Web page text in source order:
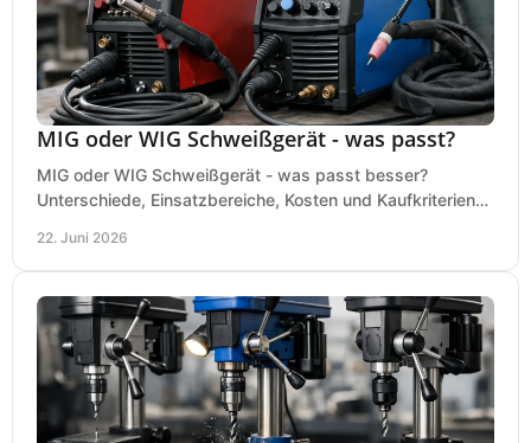
MIG oder WIG Schweißgerät - was passt?
MIG oder WIG Schweißgerät - was passt besser?
Unterschiede, Einsatzbereiche, Kosten und Kaufkriterien
22. Juni 2026